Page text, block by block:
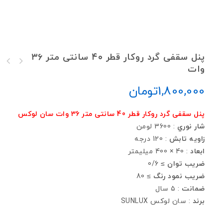
پنل سقفی گرد روکار قطر ۴۰ سانتی متر ۳۶
وات
1,800,000تومان
پنل سقفی گرد روکار قطر 40 سانتی متر 36 وات سان لوکس
شار نوري : 3600 لومن
زاويه تابش : 120 درجه
ابعاد : 40 × 400 ميليمتر
ضريب توان ≥ 0/6
ضريب نمود رنگ ≥ 80
ضمانت : ٥ سال
برند : سان لوکس SUNLUX